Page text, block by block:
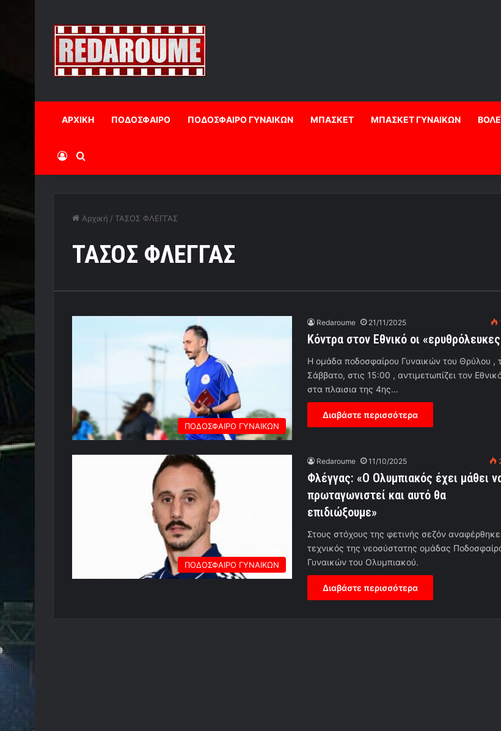
ΑΡΧΙΚΗ ΠΟΔΟΣΦΑΙΡΟ ΠΟΔΟΣΦΑΙΡΟ ΓΥΝΑΙΚΩΝ ΜΠΑΣΚΕΤ ΜΠΑΣΚΕΤ ΓΥΝΑΙΚΩΝ
Log InΑναζήτηση
Αρχική / ΤΑΣΟΣ ΦΛΕΓΓΑΣ
ΤΑΣΟΣ ΦΛΕΓΓΑΣ
ΠΟΔΟΣΦΑΙΡΟ ΓΥΝΑΙΚΩΝ
Redaroume 21/11/2025
Κόντρα στον Εθνικό οι
H ομάδα ποδοσφαίρου Γυναικών του Θρύλου ,
Σάββατο, στις 15:00 , αντιμετωπίζει τον
στα πλαισια της 4ης…
Διαβάστε περισσότερα
ΠΟΔΟΣΦΑΙΡΟ ΓΥΝΑΙΚΩΝ
Redaroume 11/10/2025
Φλέγγας: «Ο Ολυμπιακός έχει μάθει
πρωταγωνιστεί και αυτό θα
επιδιώξουμε»
Στους στόχους της φετινής σεζόν
τεχνικός της νεοσύστατης ομάδας
Γυναικών του Ολυμπιακού.
Διαβάστε περισσότερα